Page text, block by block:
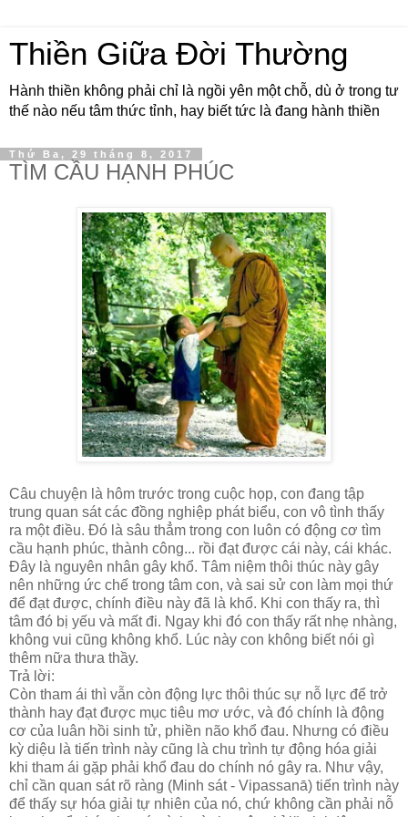
Thiền Giữa Đời Thường
Hành thiền không phải chỉ là ngồi yên một chỗ, dù ở trong tư
thế nào nếu tâm thức tỉnh, hay biết tức là đang hành thiền
Thứ Ba, 29 tháng 8, 2017
TÌM CẦU HẠNH PHÚC
Câu chuyện là hôm trước trong cuộc họp, con đang tập
trung quan sát các đồng nghiệp phát biểu, con vô tình thấy
ra một điều. Đó là sâu thẳm trong con luôn có động cơ tìm
cầu hạnh phúc, thành công... rồi đạt được cái này, cái khác.
Đây là nguyên nhân gây khổ. Tâm niệm thôi thúc này gây
nên những ức chế trong tâm con, và sai sử con làm mọi thứ
để đạt được, chính điều này đã là khổ. Khi con thấy ra, thì
tâm đó bị yếu và mất đi. Ngay khi đó con thấy rất nhẹ nhàng,
không vui cũng không khổ. Lúc này con không biết nói gì
thêm nữa thưa thầy.
Trả lời:
Còn tham ái thì vẫn còn động lực thôi thúc sự nỗ lực để trở
thành hay đạt được mục tiêu mơ ước, và đó chính là động
cơ của luân hồi sinh tử, phiền não khổ đau. Nhưng có điều
kỳ diệu là tiến trình này cũng là chu trình tự động hóa giải
khi tham ái gặp phải khổ đau do chính nó gây ra. Như vậy,
chỉ cần quan sát rõ ràng (Minh sát - Vipassanā) tiến trình này
để thấy sự hóa giải tự nhiên của nó, chứ không cần phải nỗ